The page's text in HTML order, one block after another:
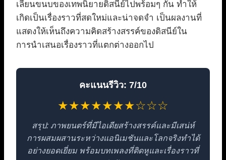
เลียนขนบของเทพนิยายดิสนีย์ไปพร้อมๆ กัน ทำให้
เกิดเป็นเรื่องราวที่สดใหม่และน่าจดจำ เป็นผลงานที่
แสดงให้เห็นถึงความคิดสร้างสรรค์ของดิสนีย์ใน
การนำเสนอเรื่องราวที่แตกต่างออกไป
คะแนนรีวิว: 7/10
★★★★★★★☆☆☆
สรุป: ภาพยนตร์ที่มีไอเดียสร้างสรรค์และมีเสน่ห์
การผสมผสานระหว่างแอนิเมชันและโลกจริงทำได้
อย่างยอดเยี่ยม พร้อมบทเพลงที่ติดหูและเรื่องราวที่